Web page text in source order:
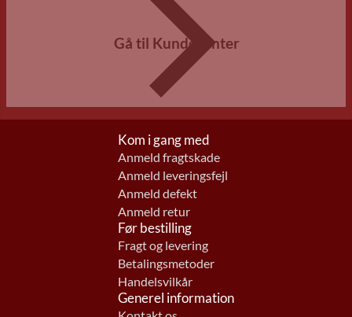
Gå til Kundecenter
Kom i gang med
Anmeld fragtskade
Anmeld leveringsfejl
Anmeld defekt
Anmeld retur
Før bestilling
Fragt og levering
Betalingsmetoder
Handelsvilkår
Generel information